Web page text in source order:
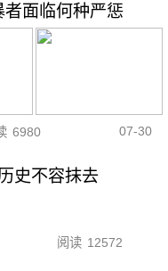
者面临何种严惩
6980 07-30
史不容抹去
阅读 12572